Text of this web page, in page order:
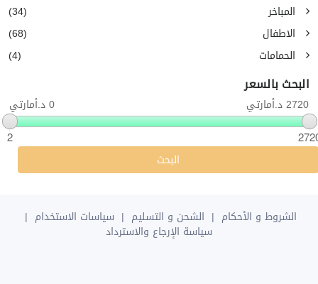
المباخر
(34)
الاطفال
(68)
الحمامات
(4)
البحث بالسعر
0 د.أمارتي 2720 د.أمارتي
2
البحث
الشروط و الأحكام | الشحن و التسليم | سياسات الاستخدام |
سياسة الإرجاع والاسترداد